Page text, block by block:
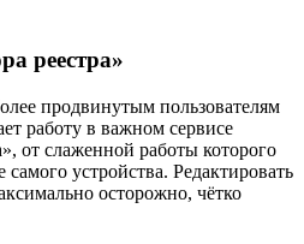
реестра»
продвинутым пользователям
работу в важном сервисе
от слаженной работы которого
устройства. Редактировать
осторожно, чётко